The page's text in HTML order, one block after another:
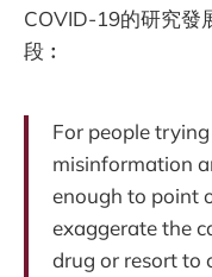
COVID-19的研究發
段︰
For people
misinformation
enough to point
exaggerate the
drug or resort to